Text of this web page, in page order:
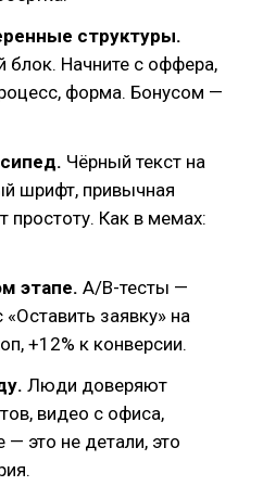
структуры.
блок. Начните с оффера,
форма. Бонусом —
Чёрный текст на
шрифт, привычная
Как в мемах:
этапе. A/B-тесты —
заявку» на
+12% к конверсии.
Люди доверяют
видео с офиса,
— это не детали, это